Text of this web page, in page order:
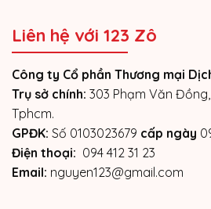
Liên hệ với 123 Zô
Công ty Cổ phần Thương mại
Trụ sở chính: 303 Phạm Văn Đồng,
Tphcm.
GPĐK: Số 0103023679 cấp ngày
Điện thoại: 094 412 31 23
Email: nguyen123@gmail.com